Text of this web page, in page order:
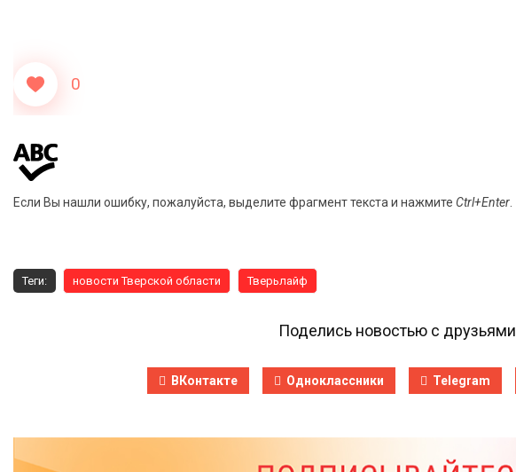
0
Если Вы нашли ошибку, пожалуйста, выделите фрагмент текста и нажмите Ctrl+Enter.
Теги: новости Тверской области Тверьлайф
Поделись новостью с друзьями
ВКонтакте Одноклассники Telegram